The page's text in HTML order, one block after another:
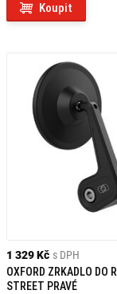
Koupit
1 329 Kč s DPH
OXFORD ZRKADLO DO
STREET PRAVÉ